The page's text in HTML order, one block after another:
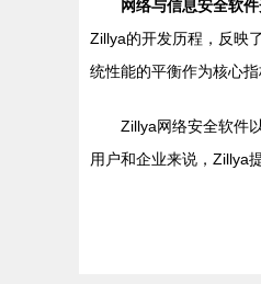
网络与信息安全软
Zillya的开发历程，反映
统性能的平衡作为核心
Zillya网络安全软件
用户和企业来说，Zillya